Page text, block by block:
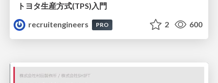
トヨタ⽣産⽅式(TPS)⼊⾨
recruitengineers
PRO 2 600